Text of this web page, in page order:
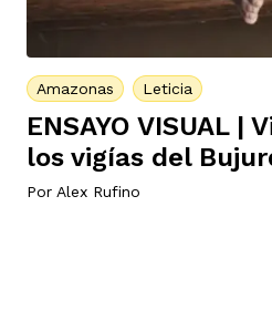
Amazonas Leticia
ENSAYO VISUAL
los vigías del
Por Alex Rufino